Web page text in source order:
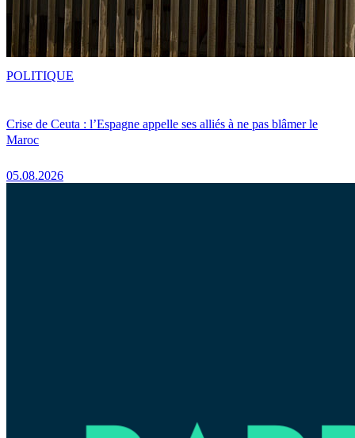
Crise de Ceuta : l’Espagne appelle ses alliés à ne pas blâmer le
Maroc
05.08.2026
POLITIQUE